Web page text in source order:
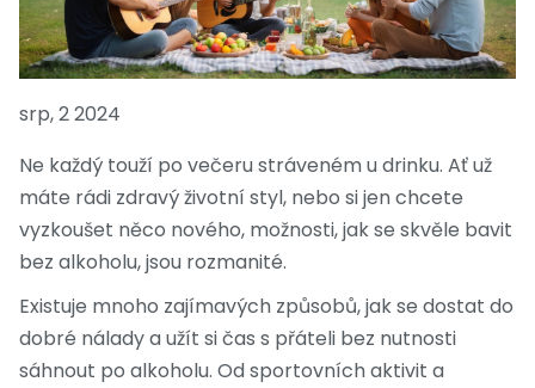
srp, 2 2024
Ne každý touží po večeru stráveném u drinku. Ať už
máte rádi zdravý životní styl, nebo si jen chcete
vyzkoušet něco nového, možnosti, jak se skvěle bavit
bez alkoholu, jsou rozmanité.
Existuje mnoho zajímavých způsobů, jak se dostat do
dobré nálady a užít si čas s přáteli bez nutnosti
sáhnout po alkoholu. Od sportovních aktivit a